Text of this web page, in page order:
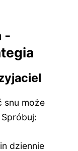
-
snu może
dziennie